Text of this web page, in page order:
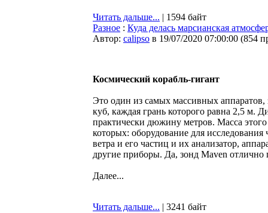
Читать дальше... | 1594 байт
Разное : Куда делась марсианская
Автор: calipso в 19/07/2020 07:00:00 (854
Космический корабль-гигант
Это один из самых массивных
куб, каждая грань которого равна 2,5 м.
практически дюжину метров. Масса
которых: оборудование для
ветра и его частиц и их анализатор,
другие приборы. Да, зонд Maven отлично
Далее...
Читать дальше... | 3241 байт